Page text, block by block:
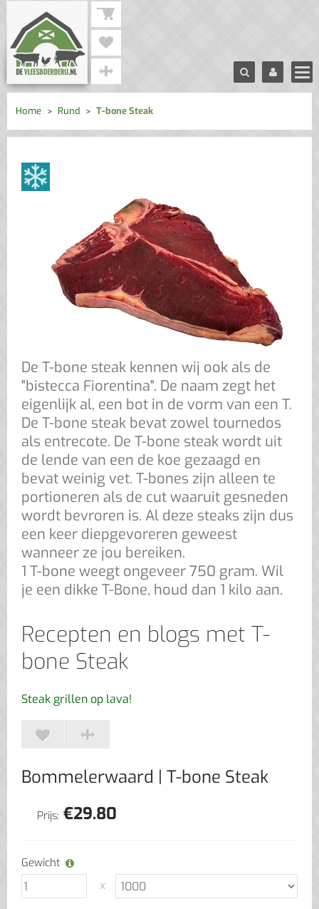
Home Rund T-bone Steak
De T-bone steak kennen wij ook als de
"bistecca Fiorentina". De naam zegt het
eigenlijk al, een bot in de vorm van een T.
De T-bone steak bevat zowel tournedos
als entrecote. De T-bone steak wordt uit
de lende van een de koe gezaagd en
bevat weinig vet. T-bones zijn alleen te
portioneren als de cut waaruit gesneden
wordt bevroren is. Al deze steaks zijn dus
een keer diepgevoreren geweest
wanneer ze jou bereiken.
1 T-bone weegt ongeveer 750 gram. Wil
je een dikke T-Bone, houd dan 1 kilo aan.
Recepten en blogs met T-
bone Steak
Steak grillen op lava!
Bommelerwaard | T-bone Steak
Prijs: €29.80
Gewicht